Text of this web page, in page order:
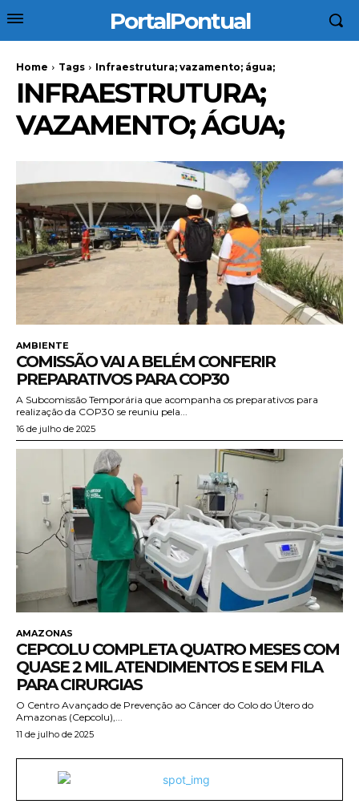
PortalPontual
Home Tags Infraestrutura; vazamento; água;
INFRAESTRUTURA;
VAZAMENTO; ÁGUA;
AMBIENTE
COMISSÃO VAI A BELÉM CONFERIR
PREPARATIVOS PARA COP30
A Subcomissão Temporária que acompanha os preparativos para
realização da COP30 se reuniu pela...
16 de julho de 2025
AMAZONAS
CEPCOLU COMPLETA QUATRO MESES COM
QUASE 2 MIL ATENDIMENTOS E SEM FILA
PARA CIRURGIAS
O Centro Avançado de Prevenção ao Câncer do Colo do Útero do
Amazonas (Cepcolu),...
11 de julho de 2025